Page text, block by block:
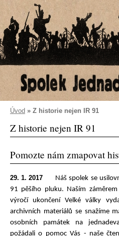
Úvod » Z historie nejen IR 91
Z historie nejen IR 91
Pomozte nám zmapovat
29. 1. 2017
Náš spolek se
91 pěšího pluku. Naším
výročí ukončení Velké války
archivních materiálů se snažíme
osobních památek na
požádali o pomoc Vás - naše